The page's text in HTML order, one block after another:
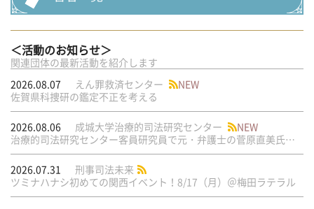
＜活動のお知らせ＞
関連団体の最新活動を紹介します
2026.08.07
えん罪救済センター
NEW
佐賀県科捜研の鑑定不正を考える
2026.08.06 成城大学治療的司法研究センター
NEW
治療的司法研究センター客員研究員で元・弁護士の菅原直美氏の論文が公刊されました
2026.07.31
刑事司法未来
ツミナハナシ初めての関西イベント！8/17（月）＠梅田ラテラル